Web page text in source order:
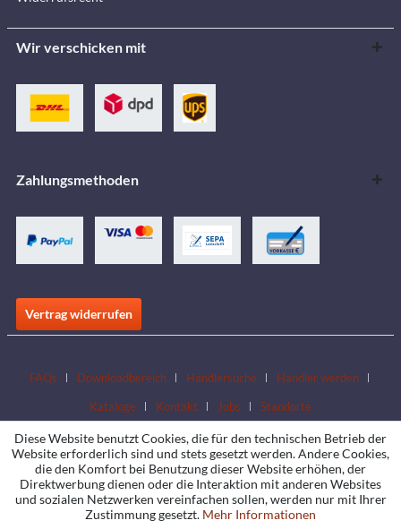
Wir verschicken mit
Zahlungsmethoden
Vertrag widerrufen
FAQs Downloadbereich Händlersuche
Händler werden
Kataloge
Kontakt Jobs Standorte
Diese Website benutzt Cookies, die für den technischen Betrieb der
Website erforderlich sind und stets gesetzt werden. Andere Cookies,
die den Komfort bei Benutzung dieser Website erhöhen, der
Direktwerbung dienen oder die Interaktion mit anderen Websites
und sozialen Netzwerken vereinfachen sollen, werden nur mit Ihrer
Zustimmung gesetzt. Mehr Informationen